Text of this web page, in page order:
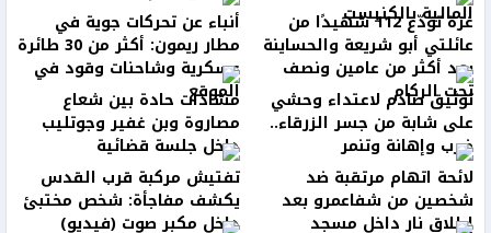
المالية بالكنيستغزة تودّع 112 شهيدًا من
عائلتي أبو شريعة والحساينة
بعد أكثر من عامين ونصف
تحت الركام
أنباء عن تحركات جوية في
مطار ريمون: أكثر من 30 طائرة
عسكرية وشاحنات وقود في
الموقع توثيق صادم لاعتداء وحشي
على شابة من جسر الزرقاء..
ضرب وإهانة وتنمر
مشادات حادة بين شعاع
مصاروة وبن غفير وجوتليب
داخل جلسة قضائية
لائحة اتهام مرتقبة ضد
شخصين من شفاعمرو بعد
إطلاق نار داخل مسجد
تفتيش مركبة قرب القدس
يكشف مفاجأة: شخص مختبئ
داخل مكبر صوت (فيديو)